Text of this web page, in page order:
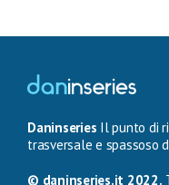
Daninseries Il punto di
trasversale e spassoso
© daninseries.it 2022.